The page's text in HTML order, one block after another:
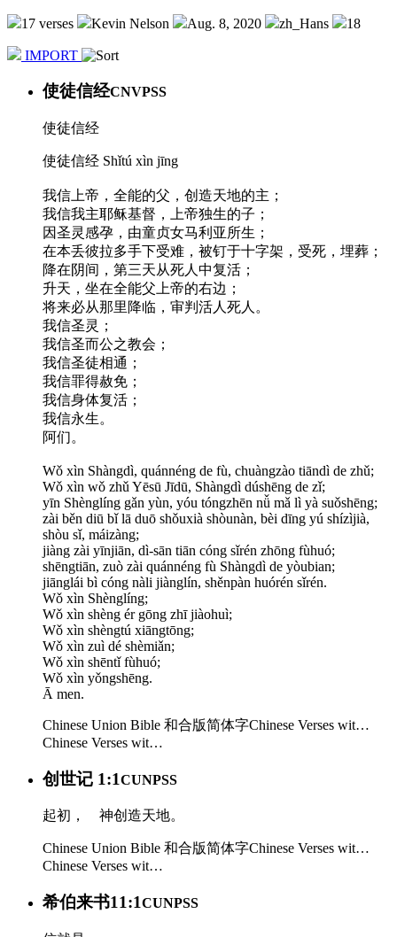
17 verses Kevin Nelson Aug. 8, 2020 zh_Hans 18
IMPORT
使徒信经CNVPSS
使徒信经
使徒信经 Shǐtú xìn jīng
我信上帝，全能的父，创造天地的主；
我信我主耶稣基督，上帝独生的子；
因圣灵感孕，由童贞女马利亚所生；
在本丢彼拉多手下受难，被钉于十字架，受死，埋葬；
降在阴间，第三天从死人中复活；
升天，坐在全能父上帝的右边；
将来必从那里降临，审判活人死人。
我信圣灵；
我信圣而公之教会；
我信圣徒相通；
我信罪得赦免；
我信身体复活；
我信永生。
阿们。
Wǒ xìn Shàngdì, quánnéng de fù, chuàngzào tiāndì de zhǔ;
Wǒ xìn wǒ zhǔ Yēsū Jīdū, Shàngdì dúshēng de zǐ;
yīn Shènglíng gǎn yùn, yóu tóngzhēn nǚ mǎ lì yà suǒshēng;
zài běn diū bǐ lā duō shǒuxià shòunàn, bèi dīng yú shízìjià,
shòu sǐ, máizàng;
jiàng zài yīnjiān, dì-sān tiān cóng sǐrén zhōng fùhuó;
shēngtiān, zuò zài quánnéng fù Shàngdì de yòubian;
jiānglái bì cóng nàli jiànglín, shěnpàn huórén sǐrén.
Wǒ xìn Shènglíng;
Wǒ xìn shèng ér gōng zhī jiàohuì;
Wǒ xìn shèngtú xiāngtōng;
Wǒ xìn zuì dé shèmiǎn;
Wǒ xìn shēntǐ fùhuó;
Wǒ xìn yǒngshēng.
Ā men.
Chinese Union Bible 和合版简体字Chinese Verses wit…
Chinese Verses wit…
创世记 1:1CUNPSS
起初， 神创造天地。
Chinese Union Bible 和合版简体字Chinese Verses wit…
Chinese Verses wit…
希伯来书11:1CUNPSS